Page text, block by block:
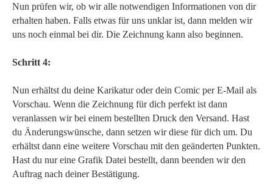
Nun prüfen wir, ob wir alle notwendigen Informationen von dir
erhalten haben. Falls etwas für uns unklar ist, dann melden wir
uns noch einmal bei dir. Die Zeichnung kann also beginnen.
Schritt 4:
Nun erhältst du deine Karikatur oder dein Comic per E-Mail als
Vorschau. Wenn die Zeichnung für dich perfekt ist dann
veranlassen wir bei einem bestellten Druck den Versand. Hast
du Änderungswünsche, dann setzen wir diese für dich um. Du
erhältst dann eine weitere Vorschau mit den geänderten Punkten.
Hast du nur eine Grafik Datei bestellt, dann beenden wir den
Auftrag nach deiner Bestätigung.